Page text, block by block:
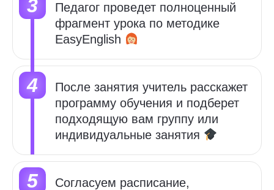
Педагог проведет полноценный
фрагмент урока по методике
EasyEnglish
После занятия учитель расскажет
программу обучения и подберет
подходящую вам группу или
индивидуальные занятия
Cогласуем расписание,